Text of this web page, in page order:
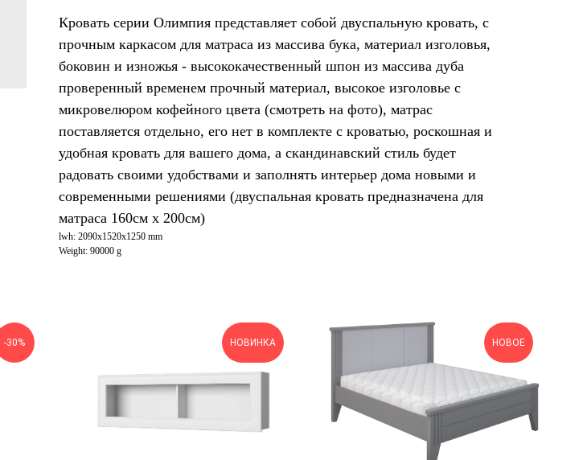
Кровать серии Олимпия представляет собой двуспальную кровать, с
прочным каркасом для матраса из массива бука, материал изголовья,
боковин и изножья - высококачественный шпон из массива дуба
проверенный временем прочный материал, высокое изголовье с
микровелюром кофейного цвета (смотреть на фото), матрас
поставляется отдельно, его нет в комплекте с кроватью, роскошная и
удобная кровать для вашего дома, а скандинавский стиль будет
радовать своими удобствами и заполнять интерьер дома новыми и
современными решениями (двуспальная кровать предназначена для
матраса 160см х 200см)
lwh: 2090x1520x1250 mm
Weight: 90000 g
-30% НОВИНКА НОВОЕ